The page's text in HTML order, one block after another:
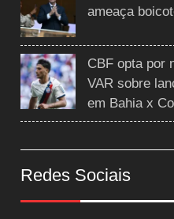
ameaça
CBF opta por
VAR sobre
em Bahia x
Redes Sociais